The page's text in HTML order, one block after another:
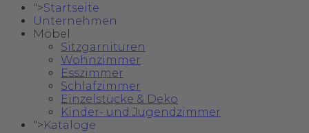
">Startseite
Unternehmen
Möbel
Sitzgarnituren
Wohnzimmer
Esszimmer
Schlafzimmer
Einzelstücke & Deko
Kinder- und Jugendzimmer
">Kataloge